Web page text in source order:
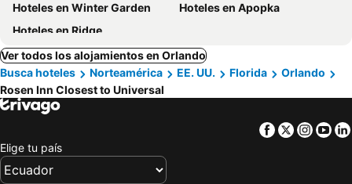
Hoteles en Winter Garden
Hoteles en Apopka
Hoteles en Ridge
Ver todos los alojamientos en Orlando
Busca hoteles
Norteamérica EE. UU. Florida
Orlando
Rosen Inn Closest to Universal
Facebook
Twitter
Elige tu país